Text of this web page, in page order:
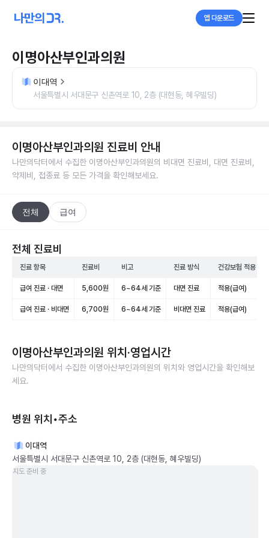
앱 다운로드
이명아산부인과의원
이대역
서울특별시 서대문구 신촌역로 10, 2층 (대현동, 혜우빌딩)
이명아산부인과의원 진료비 안내
나만의닥터에서 수집한 이명아산부인과의원의 비대면 진료비, 대면 진료비,
약제비, 접종료 등 모든 가격을 확인해보세요.
전체 급여
전체 진료비
진료 항목 진료비 비고 진료 방식 건강보험 적용
급여 진료 · 대면 5,600원 6~64세 기준 대면 진료 적용(급여)
급여 진료 · 비대면 6,700원 6~64세 기준 비대면 진료 적용(급여)
이명아산부인과의원 위치·영업시간
나만의닥터에서 수집한 이명아산부인과의원의 위치와 영업시간을 확인해보
세요.
병원 위치•주소
이대역
서울특별시 서대문구 신촌역로 10, 2층 (대현동, 혜우빌딩)
지도 준비 중